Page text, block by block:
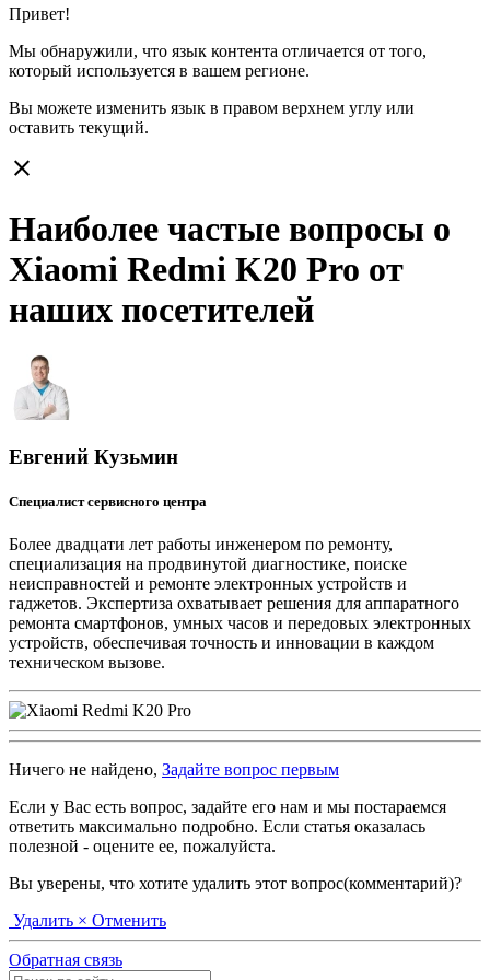
Привет!
Мы обнаружили, что язык контента отличается от того,
который используется в вашем регионе.
Вы можете изменить язык в правом верхнем углу или
оставить текущий.
close
Наиболее частые вопросы о
Xiaomi Redmi K20 Pro от
наших посетителей
Евгений Кузьмин
Специалист сервисного центра
Более двадцати лет работы инженером по ремонту,
специализация на продвинутой диагностике, поиске
неисправностей и ремонте электронных устройств и
гаджетов. Экспертиза охватывает решения для аппаратного
ремонта смартфонов, умных часов и передовых электронных
устройств, обеспечивая точность и инновации в каждом
техническом вызове.
Ничего не найдено, Задайте вопрос первым
Если у Вас есть вопрос, задайте его нам и мы постараемся
ответить максимально подробно. Если статья оказалась
полезной - оцените ее, пожалуйста.
Вы уверены, что хотите удалить этот вопрос(комментарий)?
Удалить × Отменить
Обратная связь